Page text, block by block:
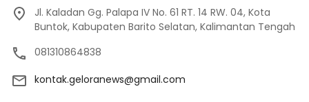
Jl. Kaladan Gg. Palapa IV No. 61 RT. 14 RW. 04, Kota
Buntok, Kabupaten Barito Selatan, Kalimantan Tengah
081310864838
kontak.geloranews@gmail.com